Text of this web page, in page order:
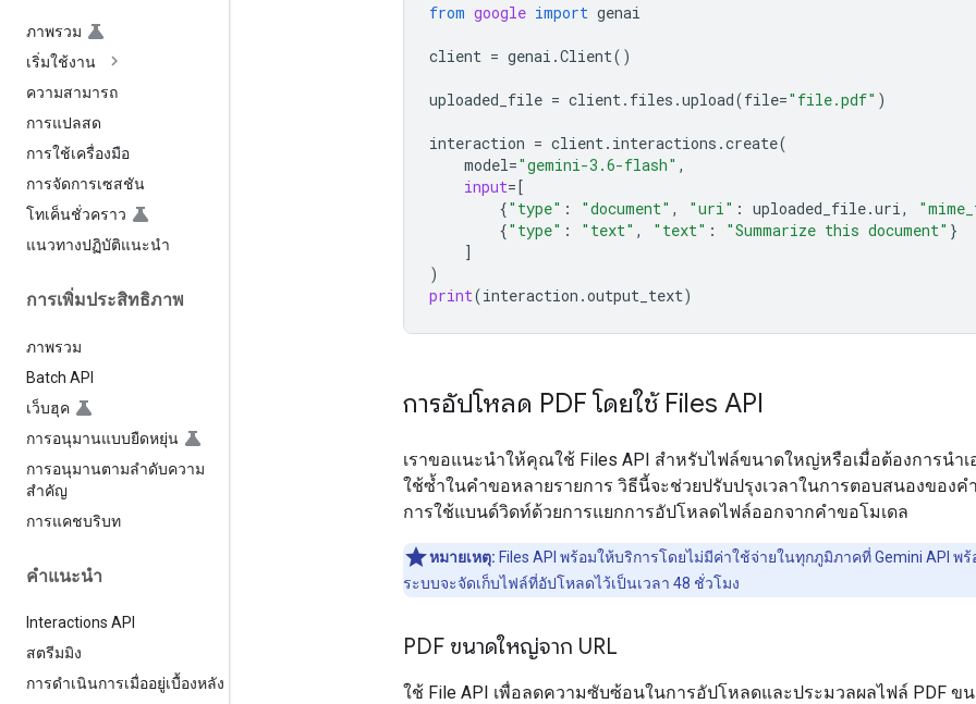
ภาพรวม
เริ่มใช้งาน
ความสามารถ
การแปลสด
การใช้เครื่องมือ
การจัดการเซสชัน
โทเค็นชั่วคราว
แนวทางปฏิบัติแนะนำ
การเพิ่มประสิทธิภาพ
ภาพรวม
Batch API
เว็บฮุค
การอนุมานแบบยืดหยุ่น
การอนุมานตามลำดับความ
สำคัญ
การแคชบริบท
คำแนะนำ
Interactions API
สตรีมมิง
การดำเนินการเมื่ออยู่เบื้องหลัง
from google import genai
client = genai .Client()
uploaded_file = client. files .upload(file="file.pdf" )
interaction = client. interactions .create(
model="gemini-3.6-flash" ,
input=[
{"type" : "document" , "uri" : uploaded_file.uri,
{"type" : "text" , "text" : "Summarize this document" }
]
)
print(interaction .output_text)
การอัปโหลด PDF โดยใช้ Files API
เราขอแนะนำให้คุณใช้ Files API สำหรับไฟล์ขนาดใหญ่หรือเมื่อต้องการนำเ
ใช้ซ้ำในคำขอหลายรายการ วิธีนี้จะช่วยปรับปรุงเวลาในการตอบสนองของ
การใช้แบนด์วิดท์ด้วยการแยกการอัปโหลดไฟล์ออกจากคำขอโมเดล
หมายเหตุ: Files API พร้อมให้บริการโดยไม่มีค่าใช้จ่ายในทุกภูมิภาคที่ Gemini API พ
ระบบจะจัดเก็บไฟล์ที่อัปโหลดไว้เป็นเวลา 48 ชั่วโมง
PDF ขนาดใหญ่จาก URL
ใช้ File API เพื่อลดความซับซ้อนในการอัปโหลดและประมวลผลไฟล์ PDF ข